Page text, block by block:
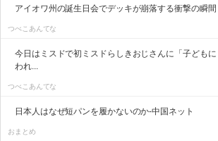
アイオワ州の誕生日会でデッキが崩落する衝撃の瞬間
つべこあんてな
今日はミスドで初ミスドらしきおじさんに「子ども
われ...
つべこあんてな
日本人はなぜ短パンを履かないのか-中国ネット
おまとめ